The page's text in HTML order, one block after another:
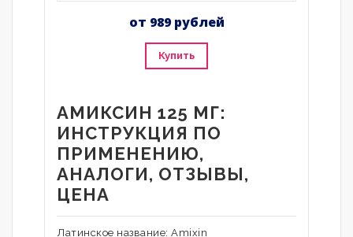
от 989 рублей
Купить
АМИКСИН 125 МГ:
ИНСТРУКЦИЯ ПО
ПРИМЕНЕНИЮ,
АНАЛОГИ, ОТЗЫВЫ,
ЦЕНА
Латинское название: Amixin